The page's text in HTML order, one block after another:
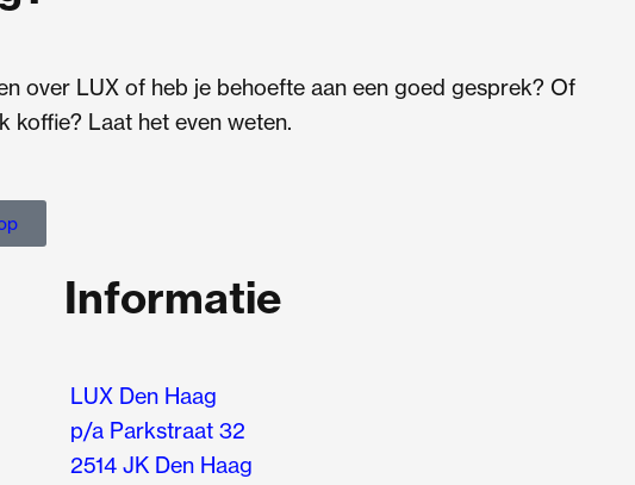
over LUX of heb je behoefte aan een goed gesprek? Of
koffie? Laat het even weten.
Informatie
LUX Den Haag
p/a Parkstraat 32
2514 JK Den Haag